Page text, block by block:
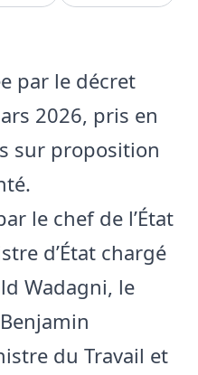
par le décret
2026, pris en
sur proposition
le chef de l’État
d’État chargé
Wadagni, le
du Travail et